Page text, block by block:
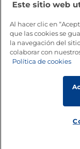
Volver a inicio
Este sitio web
Al hacer clic en
que las cookies se
la navegación del
colaborar con
Política de cookies